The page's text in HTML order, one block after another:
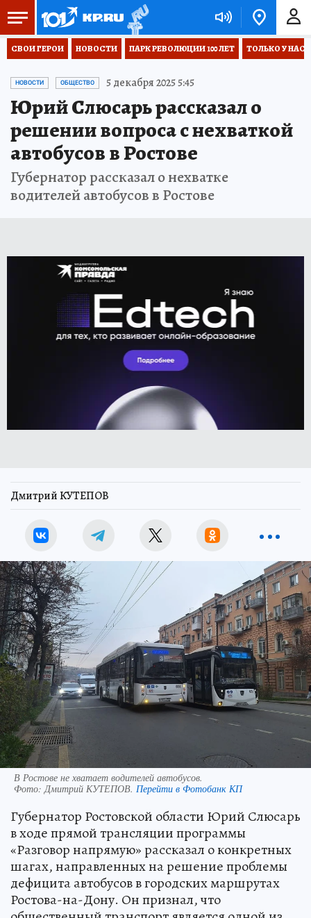
СВОИ ГЕРОИ НОВОСТИ ПАРК РЕВОЛЮЦИИ 100 ЛЕТ ТОЛЬКО У НАС
НОВОСТИ ОБЩЕСТВО 5 декабря 2025 5:45
Юрий Слюсарь рассказал о
решении вопроса с нехваткой
автобусов в Ростове
Губернатор рассказал о нехватке
водителей автобусов в Ростове
Дмитрий КУТЕПОВ
В Ростове не хватает водителей автобусов.
Фото: Дмитрий КУТЕПОВ. Перейти в Фотобанк КП
Губернатор Ростовской области Юрий Слюсарь
в ходе прямой трансляции программы
«Разговор напрямую» рассказал о конкретных
шагах, направленных на решение проблемы
дефицита автобусов в городских маршрутах
Ростова-на-Дону. Он признал, что